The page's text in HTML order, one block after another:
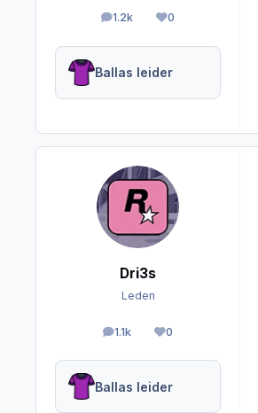
1.2k
berichten0
Reputation
Ballas leider
Dri3s
Leden
1.1k
berichten0
Reputation
Ballas leider